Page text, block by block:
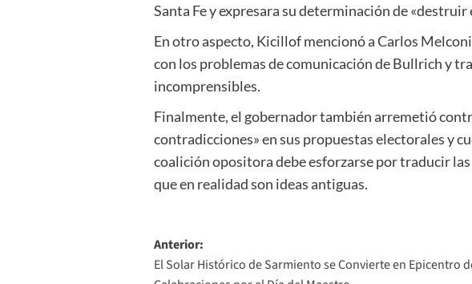
Santa Fe y expresara su determinación de
En otro aspecto, Kicillof mencionó a Carlos
con los problemas de comunicación de Bullrich y
incomprensibles.
Finalmente, el gobernador también arremetió
contradicciones» en sus propuestas electorales y
coalición opositora debe esforzarse por traducir
que en realidad son ideas antiguas.
Navegación
de
Anterior:
El Solar Histórico de Sarmiento se Convierte en Epicentro